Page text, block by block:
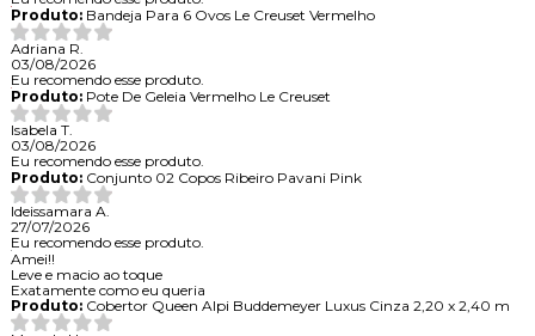
Produto:Bandeja Para 6 Ovos Le Creuset Vermelho
Adriana R.
03/08/2026
Eu recomendo esse produto.
Produto:Pote De Geleia Vermelho Le Creuset
Isabela T.
03/08/2026
Eu recomendo esse produto.
Produto:Conjunto 02 Copos Ribeiro Pavani Pink
Ideissamara A.
27/07/2026
Eu recomendo esse produto.
Amei!!
Leve e macio ao toque
Exatamente como eu queria
Produto:Cobertor Queen Alpi Buddemeyer Luxus Cinza 2,20 x 2,40 m